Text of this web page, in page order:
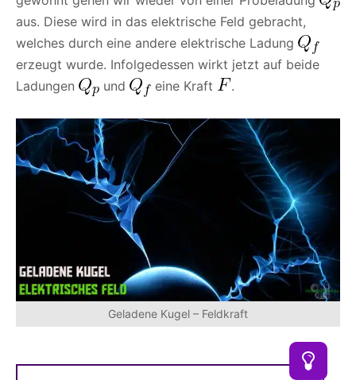
aus. Diese wird in das elektrische Feld gebracht,
welches durch eine andere elektrische Ladung
erzeugt wurde. Infolgedessen wirkt jetzt auf beide
Ladungen
und eine Kraft .
Geladene Kugel – Feldkraft